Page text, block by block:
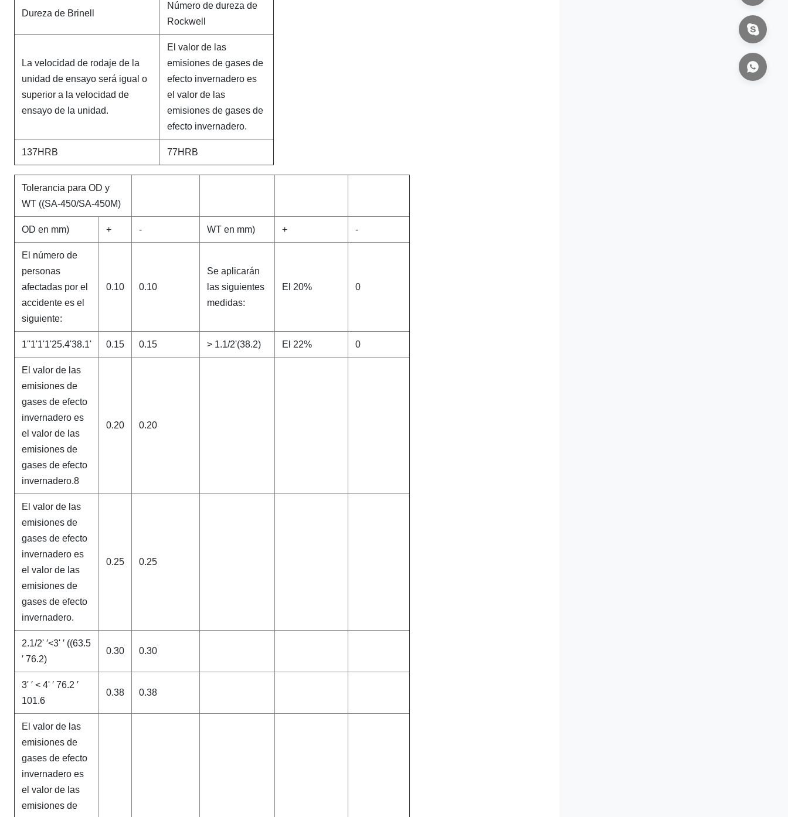
Dureza de Brinell
Número de dureza de
Rockwell
La velocidad de rodaje de la
unidad de ensayo será igual o
superior a la velocidad de
ensayo de la unidad.
El valor de las
emisiones de gases de
efecto invernadero es
el valor de las
emisiones de gases de
efecto invernadero.
137HRB 77HRB
Tolerancia para OD y
WT ((SA-450/SA-450M)
OD en mm) + - WT en mm) + -
El número de
personas
afectadas por el
accidente es el
siguiente:
0.10 0.10
Se aplicarán
las siguientes
medidas:
El 20% 0
1''1'1'1'25.4'38.1' 0.15 0.15 > 1.1/2'(38.2) El 22% 0
El valor de las
emisiones de
gases de efecto
invernadero es
el valor de las
emisiones de
gases de efecto
invernadero.8
0.20 0.20
El valor de las
emisiones de
gases de efecto
invernadero es
el valor de las
emisiones de
gases de efecto
invernadero.
0.25 0.25
2.1/2' ′<3' ′ ((63.5
′ 76.2)
0.30 0.30
3' ′ < 4' ′ 76.2 ′
101.6
0.38 0.38
El valor de las
emisiones de
gases de efecto
invernadero es
el valor de las
emisiones de